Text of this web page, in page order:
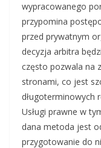
wypracowanego
przypomina
przed prywatnym
decyzja arbitra
często pozwala na
stronami, co jest
długoterminowych
Usługi prawne w
dana metoda jest
przygotowanie do